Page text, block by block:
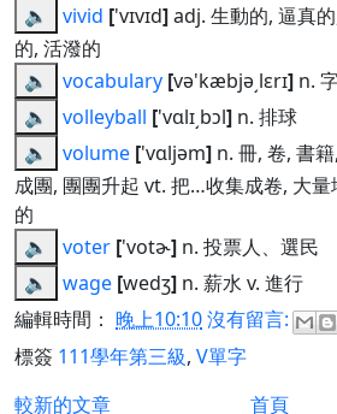
🔈
vivid ['vɪvɪd]adj. 生動的, 逼真
的, 活潑的
🔈
vocabulary [və'kæbjə͵lɛrɪ] n.
🔈
volleyball ['vɑlɪ͵bɔl] n. 排球
🔈
volume ['vɑljəm] n. 冊, 卷, 書
成團, 團團升起 vt. 把…收集成卷, 大量
的
🔈
voter ['votɚ] n. 投票人、選民
🔈
wage [wedʒ] n. 薪水 v. 進行
編輯時間： 晚上10:10沒有留言:
標簽 111學年第三級, V單字
較新的文章
首頁